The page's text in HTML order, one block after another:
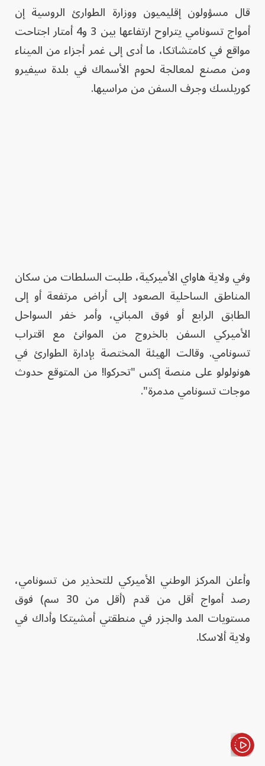
قال مسؤولون إقليميون ووزارة الطوارئ الروسية إن
أمواج تسونامي يتراوح ارتفاعها بين 3 و4 أمتار اجتاحت
مواقع في كامتشاتكا، ما أدى إلى غمر أجزاء من الميناء
ومن مصنع لمعالجة لحوم الأسماك في بلدة سيفيرو
كوريلسك وجرف السفن من مراسيها.
وفي ولاية هاواي الأميركية، طلبت السلطات من سكان
المناطق الساحلية الصعود إلى أراض مرتفعة أو إلى
الطابق الرابع أو فوق المباني، وأمر خفر السواحل
الأميركي السفن بالخروج من الموانئ مع اقتراب
تسونامي. وقالت الهيئة المختصة بإدارة الطوارئ في
هونولولو على منصة إكس "تحركوا! من المتوقع حدوث
موجات تسونامي مدمرة".
وأعلن المركز الوطني الأميركي للتحذير من تسونامي،
رصد أمواج أقل من قدم (أقل من 30 سم) فوق
مستويات المد والجزر في منطقتي أمشيتكا وأداك في
ولاية ألاسكا.